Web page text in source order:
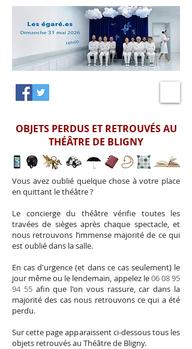
OBJETS PERDUS ET RETROUVÉS AU
THÉÂTRE DE BLIGNY
Vous avez oublié quelque chose à votre place
en quittant le théâtre ?
Le concierge du théâtre vérifie toutes les
travées de sièges après chaque spectacle, et
nous retrouvons l’immense majorité de ce qui
est oublié dans la salle.
En cas d'urgence (et dans ce cas seulement) le
jour même ou le lendemain, appelez le06 08 95
94 55afin que l'on vous rassure, car dans la
majorité des cas nous retrouvons ce qui a été
perdu.
Sur cette page apparaissent ci-dessous tous les
objets retrouvés au Théâtre de Bligny.